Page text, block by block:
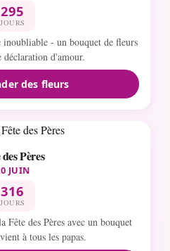
295
JOURS
- un bouquet de fleurs
déclaration d'amour.
des fleurs
Pères
JUIN
316
JOURS
des Pères avec un bouquet
à tous les papas.